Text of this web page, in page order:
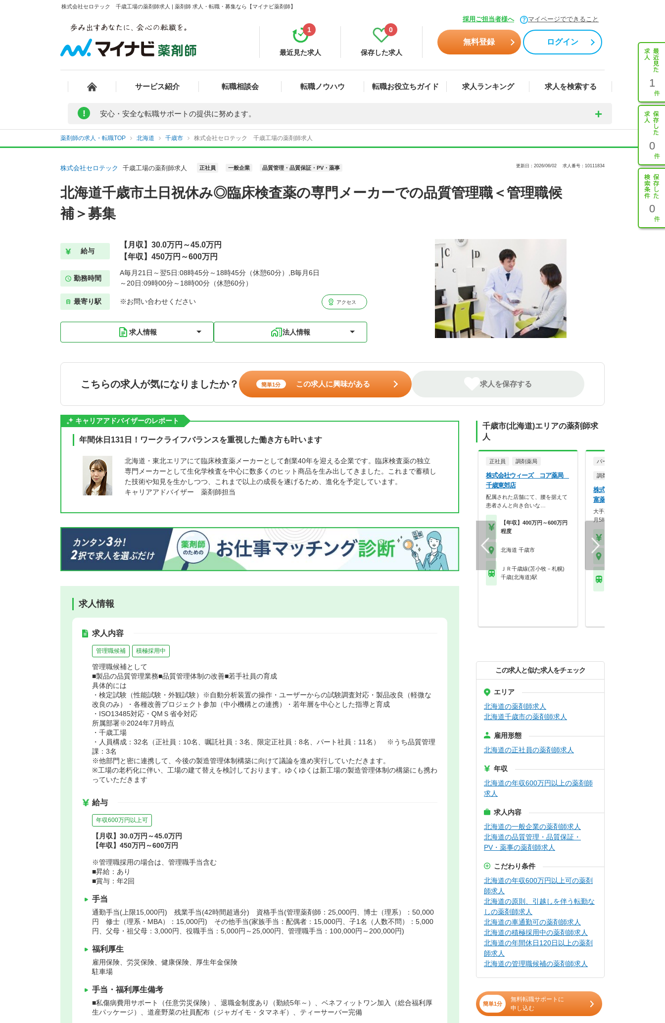
株式会社セロテック 千歳工場の薬剤師求人 | 薬剤師 求人・転職・募集なら【マイナビ薬剤師】
採用ご担当者様へ マイページでできること
最近見た求人
1
保存した求人
0
無料登録 ログイン
サービス紹介 転職相談会 転職ノウハウ 転職お役立ちガイド 求人ランキング 求人を検索する 1
0
0
! 安心・安全な転職サポートの提供に努めます。
薬剤師の求人・転職TOP 北海道 千歳市 株式会社セロテック 千歳工場の薬剤師求人
株式会社セロテック 千歳工場の薬剤師求人 正社員 一般企業 品質管理・品質保証・PV・薬事 更新日：2026/06/02 求人番号：10111834
北海道千歳市土日祝休み◎臨床検査薬の専門メーカーでの品質管理職＜管理職候
補＞募集
給与
【月収】30.0万円～45.0万円
【年収】450万円～600万円
勤務時間
A毎月21日～翌5日:08時45分～18時45分（休憩60分）,B毎月6日
～20日:09時00分～18時00分（休憩60分）
最寄り駅 ※お問い合わせください アクセス
求人情報 法人情報
こちらの求人が気になりましたか？ 簡単1分 この求人に興味がある 求人を保存する
キャリアアドバイザーのレポート
年間休日131日！ワークライフバランスを重視した働き方も叶います
北海道・東北エリアにて臨床検査薬メーカーとして創業40年を迎える企業です。臨床検査薬の独立
専門メーカーとして生化学検査を中心に数多くのヒット商品を生み出してきました。これまで蓄積し
た技術や知見を生かしつつ、これまで以上の成長を遂げるため、進化を予定しています。
キャリアアドバイザー 薬剤師担当
求人情報
求人内容
管理職候補 積極採用中
管理職候補として
■製品の品質管理業務■品質管理体制の改善■若手社員の育成
具体的には
・検定試験（性能試験・外観試験）※自動分析装置の操作・ユーザーからの試験調査対応・製品改良（軽微な
改良のみ）・各種改善プロジェクト参加（中小機構との連携）・若年層を中心とした指導と育成
・ISO13485対応・QMＳ省令対応
所属部署※2024年7月時点
・千歳工場
・人員構成：32名（正社員：10名、嘱託社員：3名、限定正社員：8名、パート社員：11名） ※うち品質管理
課：3名
※他部門と密に連携して、今後の製造管理体制構築に向けて議論を進め実行していただきます。
※工場の老朽化に伴い、工場の建て替えを検討しております。ゆくゆくは新工場の製造管理体制の構築にも携わ
っていただきます
給与
年収600万円以上可
【月収】30.0万円～45.0万円
【年収】450万円～600万円
※管理職採用の場合は、管理職手当含む
■昇給：あり
■賞与：年2回
手当
通勤手当(上限15,000円) 残業手当(42時間超過分) 資格手当(管理薬剤師：25,000円、博士（理系）：50,000
円 修士（理系・MBA）：15,000円) その他手当(家族手当：配偶者：15,000円、子1名（人数不問）：5,000
円、父母・祖父母：3,000円、役職手当：5,000円～25,000円、管理職手当：100,000円～200,000円)
福利厚生
雇用保険、労災保険、健康保険、厚生年金保険
駐車場
手当・福利厚生備考
■私傷病費用サポート（任意労災保険）、退職金制度あり（勤続5年～）、ベネフィットワン加入（総合福利厚
生パッケージ）、道産野菜の社員配布（ジャガイモ・タマネギ）、ティーサーバー完備
千歳市(北海道)エリアの薬剤師求
人
正社員 調剤薬局
株式会社ウィーズ コア薬局
千歳東郊店
配属された店舗にて、腰を据えて
患者さんと向き合いな…
【年収】400万円～600万円
程度
北海道 千歳市
ＪＲ千歳線(苫小牧－札幌)
千歳(北海道)駅
パート・アルバイト
調剤薬局
株式会社クリオネ クリ
富薬局
大手薬卸グループの安定感！
月5時間、独自の休暇…
この求人と似た求人をチェック
エリア
北海道の薬剤師求人
北海道千歳市の薬剤師求人
雇用形態
北海道の正社員の薬剤師求人
年収
北海道の年収600万円以上の薬剤師
求人
求人内容
北海道の一般企業の薬剤師求人
北海道の品質管理・品質保証・
PV・薬事の薬剤師求人
こだわり条件
北海道の年収600万円以上可の薬剤
師求人
北海道の原則、引越しを伴う転勤な
しの薬剤師求人
北海道の車通勤可の薬剤師求人
北海道の積極採用中の薬剤師求人
北海道の年間休日120日以上の薬剤
師求人
北海道の管理職候補の薬剤師求人
簡単1分
無料転職サポートに
申し込む